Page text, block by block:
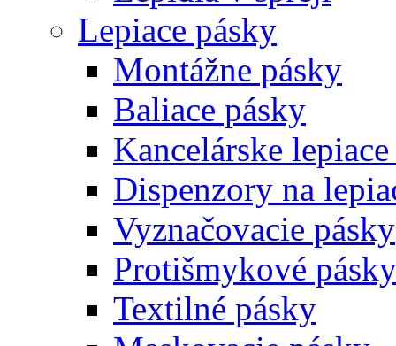
Lepiace pásky
Montážne pásky
Baliace pásky
Kancelárske
Dispenzory na
Vyznačovacie pásky
Protišmykové pásky
Textilné pásky